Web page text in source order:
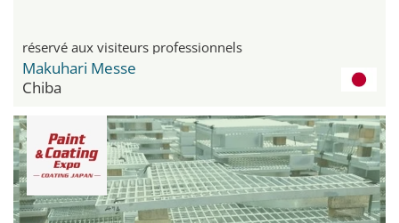
réservé aux visiteurs professionnels
Makuhari Messe
Chiba